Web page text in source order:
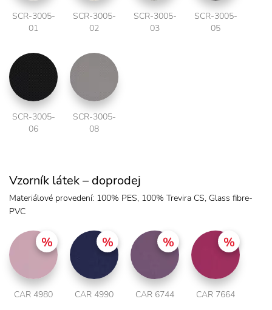
SCR-3005-
01
SCR-3005-
02
SCR-3005-
03
SCR-3005-
05
SCR-3005-
06
SCR-3005-
08
Vzorník látek – doprodej
Materiálové provedení: 100% PES, 100% Trevira CS, Glass fibre-
PVC
CAR 4980 CAR 4990 CAR 6744 CAR 7664